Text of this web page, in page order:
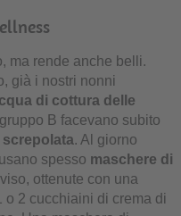
ma rende anche belli.
già i nostri nonni
di cottura delle
B facevano subito
. Al giorno
spesso maschere di
ottenute con una
o 2 cucchiaini di crema di